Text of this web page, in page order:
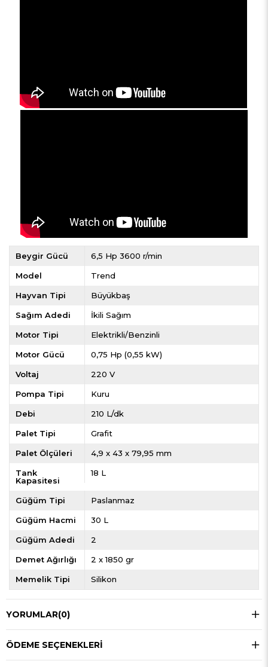
Beygir Gücü 6,5 Hp 3600 r/min
Model Trend
Hayvan Tipi Büyükbaş
Sağım Adedi İkili Sağım
Motor Tipi Elektrikli/Benzinli
Motor Gücü 0,75 Hp (0,55 kW)
Voltaj 220 V
Pompa Tipi Kuru
Debi 210 L/dk
Palet Tipi Grafit
Palet Ölçüleri 4,9 x 43 x 79,95 mm
Tank
Kapasitesi
18 L
Güğüm Tipi Paslanmaz
Güğüm Hacmi 30 L
Güğüm Adedi 2
Demet Ağırlığı 2 x 1850 gr
Memelik Tipi Silikon
YORUMLAR(0)
ÖDEME SEÇENEKLERI